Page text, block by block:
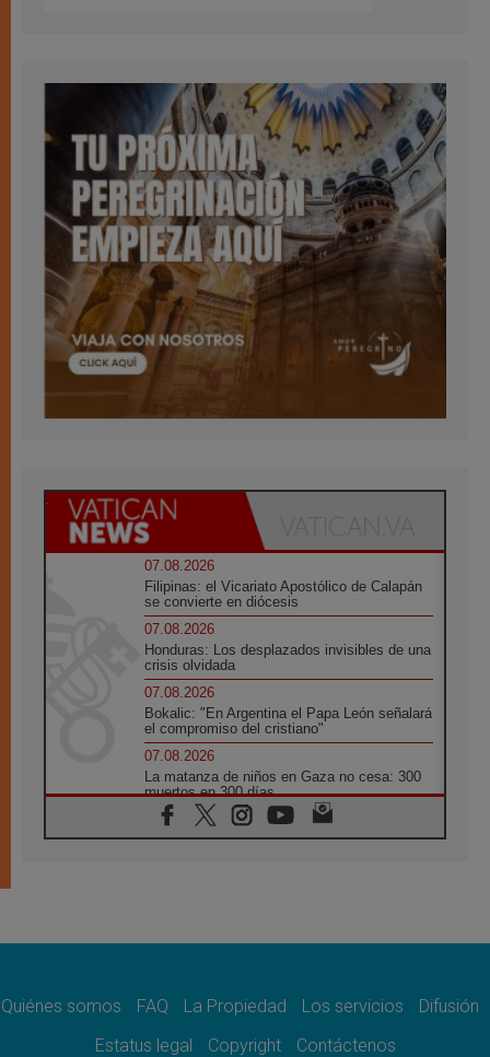
07.08.2026
Filipinas: el Vicariato Apostólico de Calapán
se convierte en diócesis
07.08.2026
Honduras: Los desplazados invisibles de una
crisis olvidada
07.08.2026
Bokalic: "En Argentina el Papa León señalará
el compromiso del cristiano"
07.08.2026
La matanza de niños en Gaza no cesa: 300
muertos en 300 días
07.08.2026
Tagle: La guerra desfigura el mundo, solo la
como misión al servicio del Evangelio
SIGNIS 2026, dar voz a las religiosas en el
Quiénes somos FAQ La Propiedad Los servicios
Difusión
Estatus legal
Copyright Contáctenos